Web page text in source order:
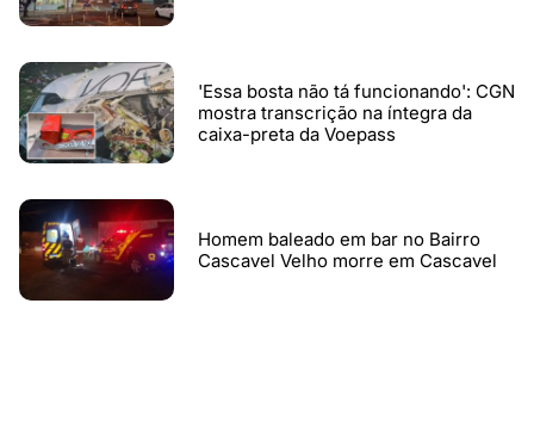
'Essa bosta não tá funcionando': CGN
mostra transcrição na íntegra da
caixa-preta da Voepass
Homem baleado em bar no Bairro
Cascavel Velho morre em Cascavel